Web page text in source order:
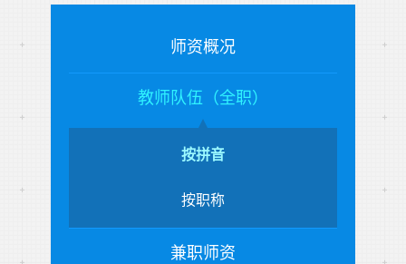
师资概况
教师队伍（全职）
按拼音
按职称
兼职师资